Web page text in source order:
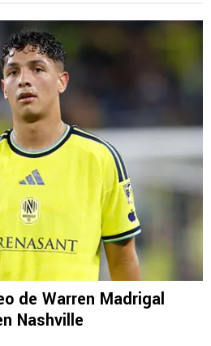
de Warren Madrigal
Nashville